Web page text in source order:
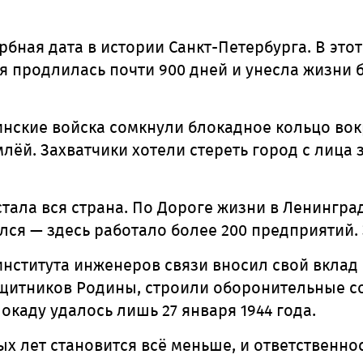
дата в истории Санкт-Петербурга. В
продлилась почти 900 дней и унесла
войска сомкнули блокадное кольцо
Захватчики хотели стереть город с лица
вся страна. По Дороге жизни в
— здесь работало более 200
инженеров связи вносил свой
Родины, строили оборонительные
удалось лишь 27 января 1944 года.
лет становится всё меньше, и